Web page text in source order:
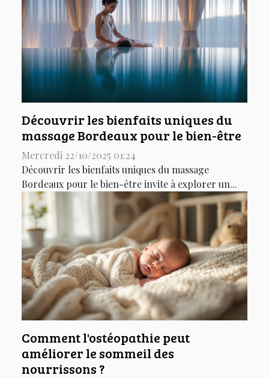
Découvrir les bienfaits uniques du
massage Bordeaux pour le bien-être
Mercredi 22/10/2025 01:24
Découvrir les bienfaits uniques du massage
Bordeaux pour le bien-être invite à explorer un...
Comment l'ostéopathie peut
améliorer le sommeil des
nourrissons ?